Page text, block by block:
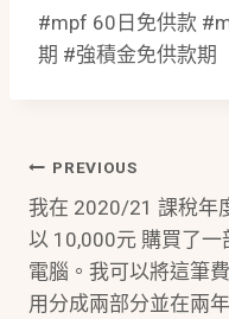
#mpf 60日免供款
期 #強積金免供款期
Post
Navigation
PREVIOUS
我在 2020/21 課稅年
以 10,000元 購買了一
電腦。我可以將這筆費
用分成兩部分並在兩年